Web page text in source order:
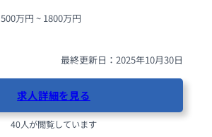
500万円 ~ 1800万円
最終更新日：2025年10月30日
求人詳細を見る
40人が閲覧しています